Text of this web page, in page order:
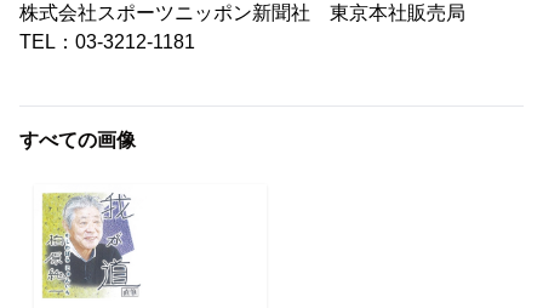
株式会社スポーツニッポン新聞社 東京本社販売局
TEL：03-3212-1181
すべての画像